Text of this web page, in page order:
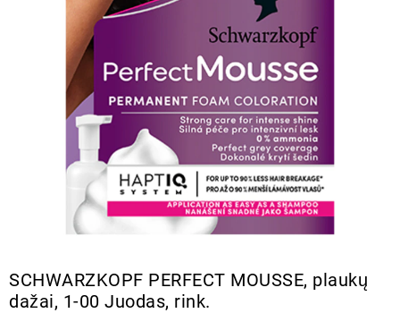
SCHWARZKOPF PERFECT MOUSSE, plaukų
dažai, 1-00 Juodas, rink.